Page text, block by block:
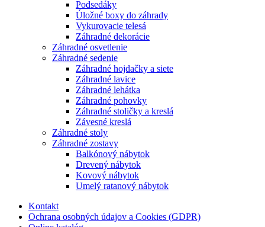
Podsedáky
Úložné boxy do záhrady
Vykurovacie telesá
Záhradné dekorácie
Záhradné osvetlenie
Záhradné sedenie
Záhradné hojdačky a siete
Záhradné lavice
Záhradné lehátka
Záhradné pohovky
Záhradné stoličky a kreslá
Závesné kreslá
Záhradné stoly
Záhradné zostavy
Balkónový nábytok
Drevený nábytok
Kovový nábytok
Umelý ratanový nábytok
Kontakt
Ochrana osobných údajov a Cookies (GDPR)